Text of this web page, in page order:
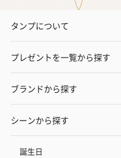
タンプについて
プレゼントを一覧から探す
ブランドから探す
シーンから探す
誕生日